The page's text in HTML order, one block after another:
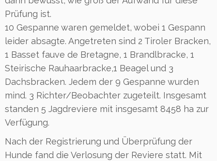
Prüfung ist.
10 Gespanne waren gemeldet, wobei 1 Gespann
leider absagte. Angetreten sind 2 Tiroler Bracken,
1 Basset fauve de Bretagne, 1 Brandlbracke, 1
Steirische Rauhaarbracke,1 Beagel und 3
Dachsbracken. Jedem der 9 Gespanne wurden
mind. 3 Richter/Beobachter zugeteilt. Insgesamt
standen 5 Jagdreviere mit insgesamt 8458 ha zur
Verfügung.
Nach der Registrierung und Überprüfung der
Hunde fand die Verlosung der Reviere statt. Mit